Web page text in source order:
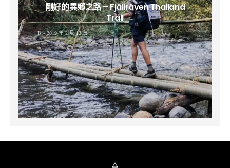
剛好的異鄉之路 – Fjällräven Thailand
Trail
B 2019 年 2 月 12 日